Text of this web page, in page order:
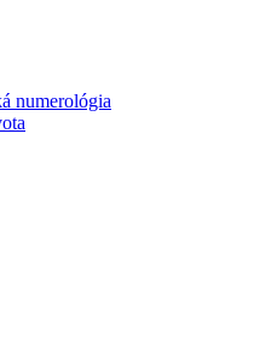
numerológia